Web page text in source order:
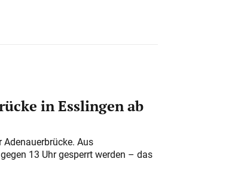
in Esslingen ab
Aus
13 Uhr gesperrt werden – das